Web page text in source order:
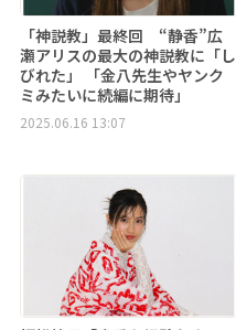
「神説教」最終回 “静香”広
瀬アリスの最大の神説教に「し
びれた」 「金八先生やヤンク
ミみたいに続編に期待」
2025.06.16 13:07